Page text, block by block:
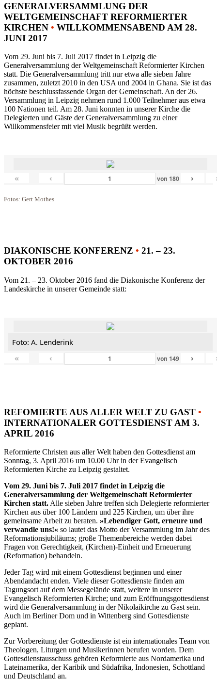
GENERALVERSAMMLUNG DER
WELTGEMEINSCHAFT REFORMIERTER
KIRCHEN • WILLKOMMENSABEND AM 28.
JUNI 2017
Vom 29. Juni bis 7. Juli 2017 findet in Leipzig die
Generalversammlung der Weltgemeinschaft Reformierter Kirchen
statt. Die Generalversammlung tritt nur etwa alle sieben Jahre
zusammen, zuletzt 2010 in den USA und 2004 in Ghana. Sie ist das
höchste beschlussfassende Organ der Gemeinschaft. An der 26.
Versammlung in Leipzig nehmen rund 1.000 Teilnehmer aus etwa
100 Nationen teil. Am 28. Juni konnten in unserer Kirche die
Delegierten und Gäste der Generalversammlung zu einer
Willkommensfeier mit viel Musik begrüßt werden.
« ‹ von 180 ›
Fotos: Gert Mothes
DIAKONISCHE KONFERENZ • 21. – 23.
OKTOBER 2016
Vom 21. – 23. Oktober 2016 fand die Diakonische Konferenz der
Landeskirche in unserer Gemeinde statt:
Foto: A. Lenderink
«
‹ von 149 ›
REFOMIERTE AUS ALLER WELT ZU GAST •
INTERNATIONALER GOTTESDIENST AM 3.
APRIL 2016
Reformierte Christen aus aller Welt haben den Gottesdienst am
Sonntag, 3. April 2016 um 10.00 Uhr in der Evangelisch
Reformierten Kirche zu Leipzig gestaltet.
Vom 29. Juni bis 7. Juli 2017 findet in Leipzig die
Generalversammlung der Weltgemeinschaft Reformierter
Kirchen statt.Alle sieben Jahre treffen sich Delegierte reformierter
Kirchen aus über 100 Ländern und 225 Kirchen, um über ihre
gemeinsame Arbeit zu beraten. »Lebendiger Gott, erneure und
verwandle uns!« so lautet das Motto der Versammlung im Jahr des
Reformationsjubiläums; große Themenbereiche werden dabei
Fragen von Gerechtigkeit, (Kirchen)-Einheit und Erneuerung
(Reformation) behandeln.
Jeder Tag wird mit einem Gottesdienst beginnen und einer
Abendandacht enden. Viele dieser Gottesdienste finden am
Tagungsort auf dem Messegelände statt, weitere in unserer
Evangelisch Reformierten Kirche; und zum Eröffnungsgottesdienst
wird die Generalversammlung in der Nikolaikirche zu Gast sein.
Auch im Berliner Dom und in Wittenberg sind Gottesdienste
geplant.
Zur Vorbereitung der Gottesdienste ist ein internationales Team von
Theologen, Liturgen und Musikerinnen berufen worden. Dem
Gottesdienstausschuss gehören Reformierte aus Nordamerika und
Lateinamerika, der Karibik und Südafrika, Indonesien, Schottland
und Deutschland an.